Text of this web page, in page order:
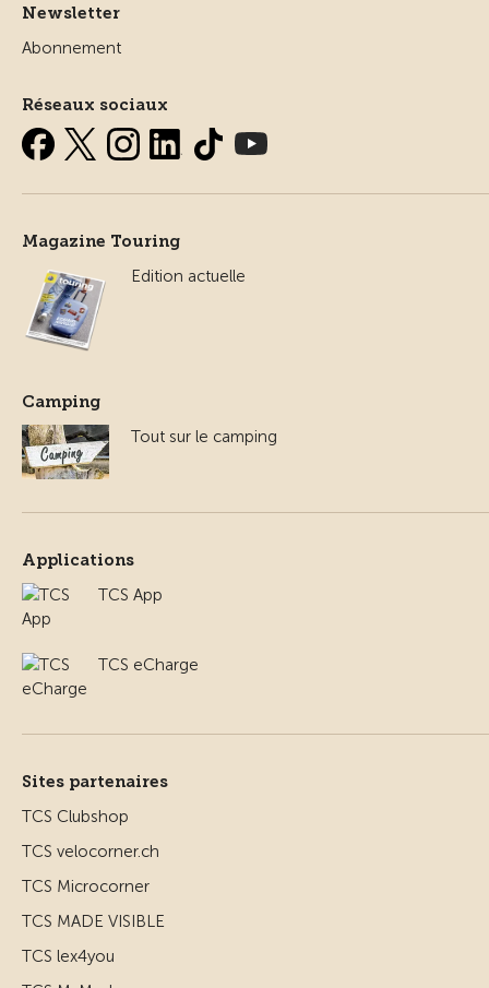
Newsletter
Abonnement
Réseaux sociaux
Magazine Touring
Edition actuelle
Camping
Tout sur le camping
Applications
TCS App
TCS eCharge
Sites partenaires
TCS Clubshop
TCS velocorner.ch
TCS Microcorner
TCS MADE VISIBLE
TCS lex4you